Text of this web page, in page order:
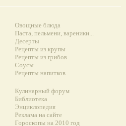
Овощные блюда
Паста, пельмени, вареники...
Десерты
Рецепты из крупы
Рецепты из грибов
Соусы
Рецепты напитков
Кулинарный форум
Библиотека
Энциклопедия
Реклама на сайте
Гороскопы на 2010 год